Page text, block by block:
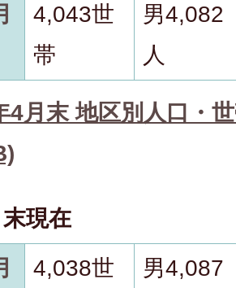
4,043世
帯
男4,082
人
4月末 地区別人口・
現在
4,038世 男4,087